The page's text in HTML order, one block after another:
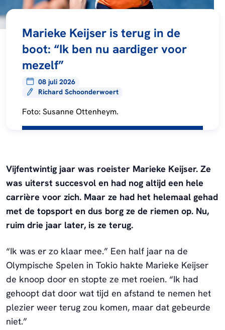
Marieke Keijser is terug in de
boot: “Ik ben nu aardiger voor
mezelf”
08 juli 2026
Richard Schoonderwoert
Foto: Susanne Ottenheym.
Vijfentwintig jaar was roeister Marieke Keijser. Ze
was uiterst succesvol en had nog altijd een hele
carrière voor zich. Maar ze had het helemaal gehad
met de topsport en dus borg ze de riemen op. Nu,
ruim drie jaar later, is ze terug.
“Ik was er zo klaar mee.” Een half jaar na de
Olympische Spelen in Tokio hakte Marieke Keijser
de knoop door en stopte ze met roeien. “Ik had
gehoopt dat door wat tijd en afstand te nemen het
plezier weer terug zou komen, maar dat gebeurde
niet.”